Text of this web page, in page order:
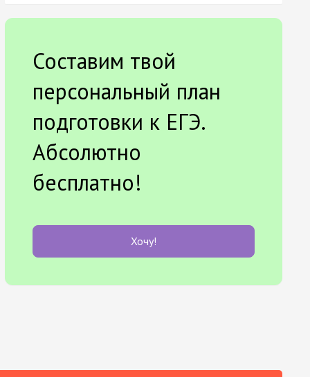
Составим твой
персональный план
подготовки к ЕГЭ.
Абсолютно
бесплатно!
Хочу!